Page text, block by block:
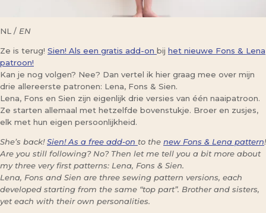
NL / EN
Ze is terug! Sien! Als een gratis add-on bij het nieuwe Fons & Lena
patroon!
Kan je nog volgen? Nee? Dan vertel ik hier graag mee over mijn
drie allereerste patronen: Lena, Fons & Sien.
Lena, Fons en Sien zijn eigenlijk drie versies van één naaipatroon.
Ze starten allemaal met hetzelfde bovenstukje. Broer en zusjes,
elk met hun eigen persoonlijkheid.
She’s back!Sien! As a free add-on to the new Fons & Lena pattern!
Are you still following? No? Then let me tell you a bit more about
my three very first patterns: Lena, Fons & Sien.
Lena, Fons and Sien are three sewing pattern versions, each
developed starting from the same “top part”. Brother and sisters,
yet each with their own personalities.